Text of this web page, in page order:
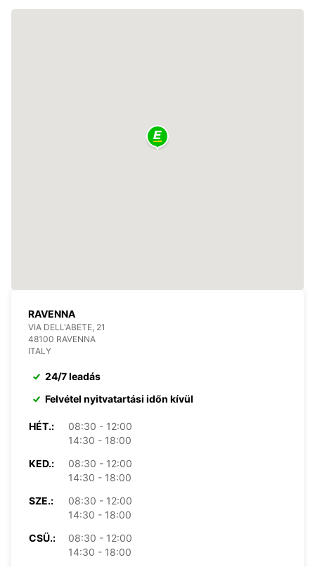
RAVENNA
VIA DELL'ABETE, 21
48100 RAVENNA
ITALY
24/7 leadás
Felvétel nyitvatartási időn kívül
HÉT.:
08:30 - 12:00
14:30 - 18:00
KED.:
08:30 - 12:00
14:30 - 18:00
SZE.:
08:30 - 12:00
14:30 - 18:00
CSÜ.:
08:30 - 12:00
14:30 - 18:00